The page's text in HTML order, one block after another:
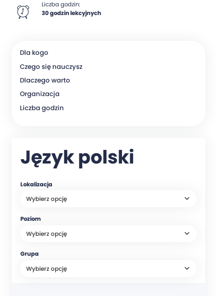
Liczba godzin:
30 godzin lekcyjnych
Dla kogo
Czego się nauczysz
Dlaczego warto
Organizacja
Liczba godzin
Język polski
Lokalizacja
Poziom
Grupa